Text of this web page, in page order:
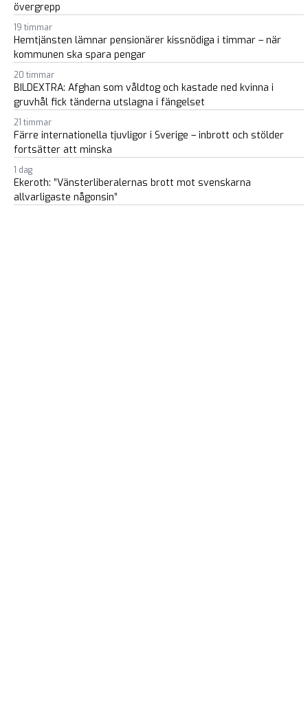
övergrepp
19 timmar
Hemtjänsten lämnar pensionärer kissnödiga i timmar – när
kommunen ska spara pengar
20 timmar
BILDEXTRA: Afghan som våldtog och kastade ned kvinna i
gruvhål fick tänderna utslagna i fängelset
21 timmar
Färre internationella tjuvligor i Sverige – inbrott och stölder
fortsätter att minska
1 dag
Ekeroth: ”Vänsterliberalernas brott mot svenskarna
allvarligaste någonsin”